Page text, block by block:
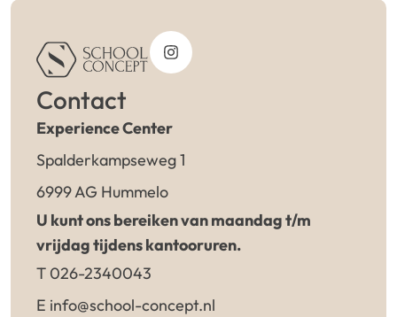
Contact
Experience Center
Spalderkampseweg 1
6999 AG Hummelo
U kunt ons bereiken van maandag t/m
vrijdag tijdens kantooruren.
T 026-2340043
E info@school-concept.nl